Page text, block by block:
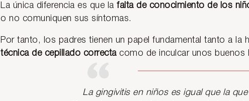
La única diferencia es que lafalta de conocimiento de los
o no comuniquen sus síntomas.
Por tanto, los padres tienen un papel fundamental tanto a la
técnica de cepillado correctacomo de inculcar unos buenos
La gingivitis en niños es igual que la